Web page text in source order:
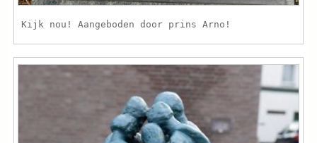
Kijk nou! Aangeboden door prins Arno!